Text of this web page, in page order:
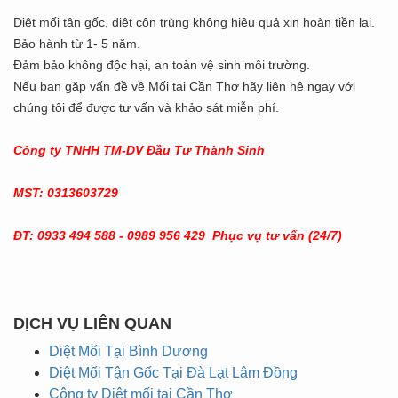
Diệt mối tận gốc, diêt côn trùng không hiệu quả xin hoàn tiền lại.
Bảo hành từ 1- 5 năm.
Đảm bảo không độc hại, an toàn vệ sinh môi trường.
Nếu bạn gặp vấn đề về Mối tại Cần Thơ hãy liên hệ ngay với
chúng tôi để được tư vấn và khảo sát miễn phí.
Công ty TNHH TM-DV Đầu Tư Thành Sinh
MST: 0313603729
ĐT: 0933 494 588 - 0989 956 429 Phục vụ tư vấn (24/7)
DỊCH VỤ LIÊN QUAN
Diệt Mối Tại Bình Dương
Diệt Mối Tận Gốc Tại Đà Lạt Lâm Đồng
Công ty Diệt mối tại Cần Thơ